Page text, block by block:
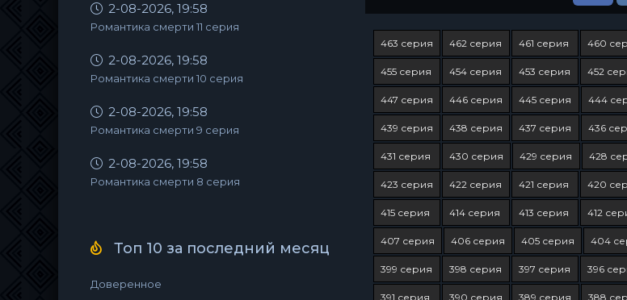
2-08-2026, 19:58
Романтика смерти 11 серия
2-08-2026, 19:58
Романтика смерти 10 серия
2-08-2026, 19:58
Романтика смерти 9 серия
2-08-2026, 19:58
Романтика смерти 8 серия
Топ 10 за последний месяц
Доверенное
463 серия 462 серия 461 серия 460
455 серия 454 серия 453 серия 452
447 серия 446 серия 445 серия 444
439 серия 438 серия 437 серия 436
431 серия 430 серия 429 серия 428
423 серия 422 серия 421 серия 420
415 серия 414 серия 413 серия 412
407 серия 406 серия 405 серия 404
399 серия 398 серия 397 серия 396
391 серия 390 серия 389 серия 388